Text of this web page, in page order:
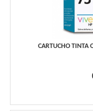
CARTUCHO TINTA